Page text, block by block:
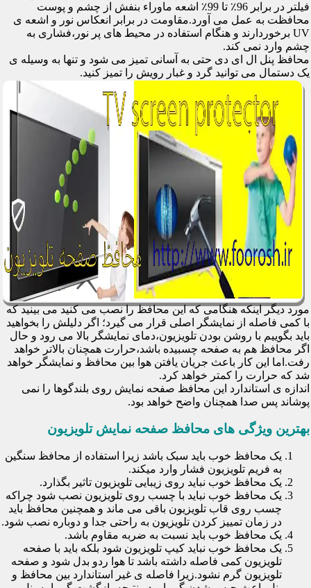
فیلتر در برابر 96٪ تا 99٪ اشعه ماوراء بنفش از چشم و پوست
محافظت به عمل می آورد.مقاومت در برابر انعکاس نور و اشعه ی
UV برخوردارند و هنگام استفاده در محیط های پر نور،فشاری به
چشم وارد نمی کند.
محافظ پنل ال ای دی حتی به آسانی تمیز می شود و تنها به وسیله ی
یک دستمال می توانید گرد و غبار رویش را تمیز کنید.
مورد دیگر اینکه هنگامی که این محافظ را نصب می کنید می بینید که
با کمی فاصله از نمایشگر اصلی قرار می گیرد؛ اگر دلیلش را بخواهید
باید بگوییم با روشن بودن تلویزیون،دمای نمایشگر بالا می رود و حال
اگر محافظ هم به صفحه چسبیده باشد،حرارت همچنان بالاتر خواهد
رفت.اما این کار باعث جریان یافتن هوا بین محافظ و نمایشگر خواهد
شد که حرارت را کمتر خواهد کرد.
اندازه ی استاندارد این محافظ صفحه نمایش روی بلندگوها را نمی
پوشاند پس صدا همچنان واضح خواهد بود.
بهترین ویژگی های محافظ صفحه نمایش تلویزیون
یک محافظ خوب باید سبک باشد زیرا استفاده از محافظ سنگین
به فریم تلویزیون فشار وارد میکند.
یک محافظ خوب نباید روی زیبایی تلویزیون تاثیر بگذارد.
یک محافظ خوب نباید با چسب روی تلویزیون نصب شود چراکه
چسب روی قاب تلویزیون باقی می ماند و همچنین محافظ باید
در زمان تمییز کردن تلویزیون به راحتی جدا و دوباره نصب شود.
یک محافظ خوب باید نسبت به ضربه مقاوم باشد.
یک محافظ خوب نباید کیپ تلویزیون شود بلکه باید با صفحه
تلویزیون کمی فاصله داشته باشد تا هوا ردو بدل شود و صفحه
تلویزیون گرم نشود.زیرا فاصله ی غیر استاندارد بین محافظ و